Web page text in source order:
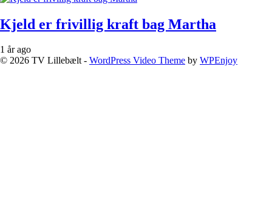
Kjeld er frivillig kraft bag Martha
1 år ago
© 2026 TV Lillebælt - WordPress Video Theme by WPEnjoy